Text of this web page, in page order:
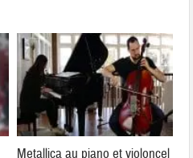
Metallica au piano et violoncel